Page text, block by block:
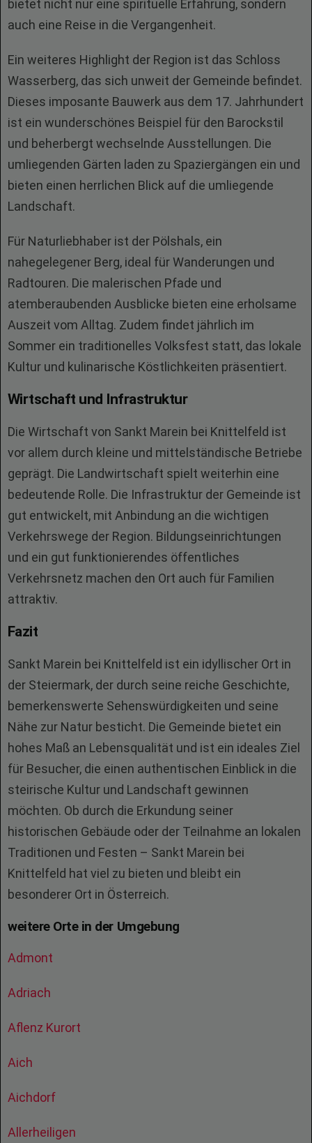
bietet nicht nur eine spirituelle Erfahrung, sondern
auch eine Reise in die Vergangenheit.
Ein weiteres Highlight der Region ist das Schloss
Wasserberg, das sich unweit der Gemeinde befindet.
Dieses imposante Bauwerk aus dem 17. Jahrhundert
ist ein wunderschönes Beispiel für den Barockstil
und beherbergt wechselnde Ausstellungen. Die
umliegenden Gärten laden zu Spaziergängen ein und
bieten einen herrlichen Blick auf die umliegende
Landschaft.
Für Naturliebhaber ist der Pölshals, ein
nahegelegener Berg, ideal für Wanderungen und
Radtouren. Die malerischen Pfade und
atemberaubenden Ausblicke bieten eine erholsame
Auszeit vom Alltag. Zudem findet jährlich im
Sommer ein traditionelles Volksfest statt, das lokale
Kultur und kulinarische Köstlichkeiten präsentiert.
Wirtschaft und Infrastruktur
Die Wirtschaft von Sankt Marein bei Knittelfeld ist
vor allem durch kleine und mittelständische Betriebe
geprägt. Die Landwirtschaft spielt weiterhin eine
bedeutende Rolle. Die Infrastruktur der Gemeinde ist
gut entwickelt, mit Anbindung an die wichtigen
Verkehrswege der Region. Bildungseinrichtungen
und ein gut funktionierendes öffentliches
Verkehrsnetz machen den Ort auch für Familien
attraktiv.
Fazit
Sankt Marein bei Knittelfeld ist ein idyllischer Ort in
der Steiermark, der durch seine reiche Geschichte,
bemerkenswerte Sehenswürdigkeiten und seine
Nähe zur Natur besticht. Die Gemeinde bietet ein
hohes Maß an Lebensqualität und ist ein ideales Ziel
für Besucher, die einen authentischen Einblick in die
steirische Kultur und Landschaft gewinnen
möchten. Ob durch die Erkundung seiner
historischen Gebäude oder der Teilnahme an lokalen
Traditionen und Festen – Sankt Marein bei
Knittelfeld hat viel zu bieten und bleibt ein
besonderer Ort in Österreich.
weitere Orte in der Umgebung
Admont
Adriach
Aflenz Kurort
Aich
Aichdorf
Allerheiligen